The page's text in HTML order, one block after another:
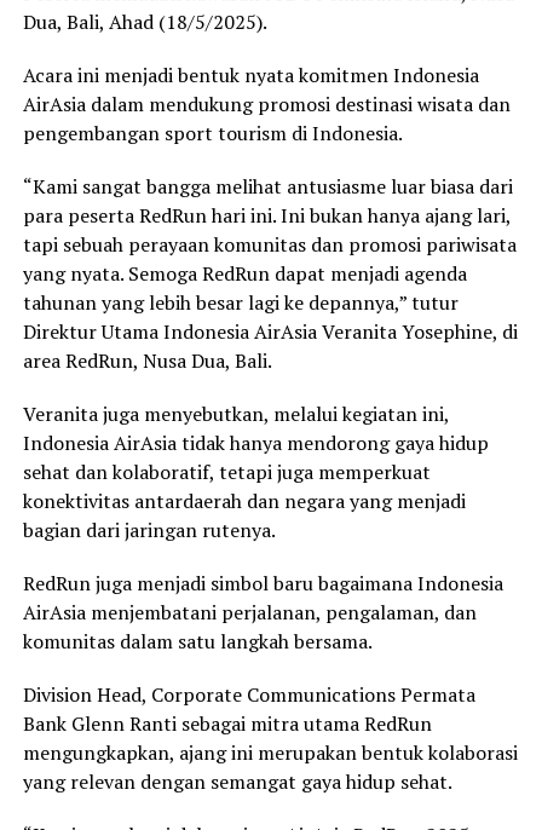
Dua, Bali, Ahad (18/5/2025).
Acara ini menjadi bentuk nyata komitmen Indonesia
AirAsia dalam mendukung promosi destinasi wisata dan
pengembangan sport tourism di Indonesia.
“Kami sangat bangga melihat antusiasme luar biasa dari
para peserta RedRun hari ini. Ini bukan hanya ajang lari,
tapi sebuah perayaan komunitas dan promosi pariwisata
yang nyata. Semoga RedRun dapat menjadi agenda
tahunan yang lebih besar lagi ke depannya,” tutur
Direktur Utama Indonesia AirAsia Veranita Yosephine, di
area RedRun, Nusa Dua, Bali.
Veranita juga menyebutkan, melalui kegiatan ini,
Indonesia AirAsia tidak hanya mendorong gaya hidup
sehat dan kolaboratif, tetapi juga memperkuat
konektivitas antardaerah dan negara yang menjadi
bagian dari jaringan rutenya.
RedRun juga menjadi simbol baru bagaimana Indonesia
AirAsia menjembatani perjalanan, pengalaman, dan
komunitas dalam satu langkah bersama.
Division Head, Corporate Communications Permata
Bank Glenn Ranti sebagai mitra utama RedRun
mengungkapkan, ajang ini merupakan bentuk kolaborasi
yang relevan dengan semangat gaya hidup sehat.